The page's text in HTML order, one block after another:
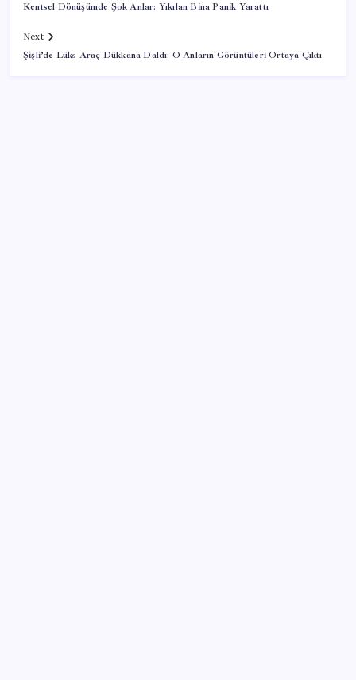
Kentsel Dönüşümde Şok Anlar: Yıkılan Bina Panik Yarattı
Next
Şişli’de Lüks Araç Dükkana Daldı: O Anların Görüntüleri Ortaya Çıktı